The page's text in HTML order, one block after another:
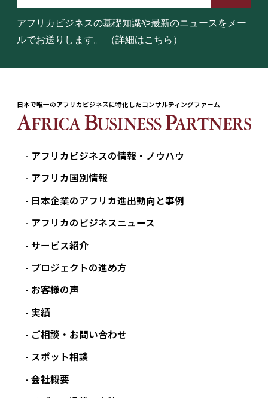
アフリカビジネスの基礎知識や最新のニュースをメー
ルでお送りします。
（詳細はこちら）
日本で唯一のアフリカビジネスに特化したコンサルティングファーム
アフリカビジネスの情報・ノウハウ
アフリカ国別情報
日本企業のアフリカ進出動向と事例
アフリカのビジネスニュース
サービス紹介
プロジェクトの進め方
お客様の声
実績
ご相談・お問い合わせ
スポット相談
会社概要